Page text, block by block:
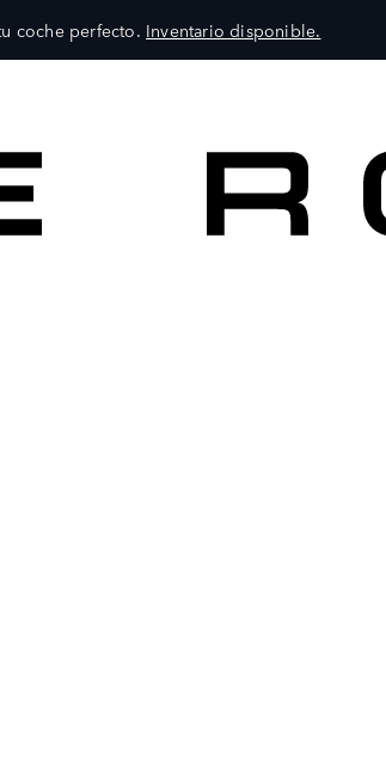
coche perfecto. Inventario disponible.